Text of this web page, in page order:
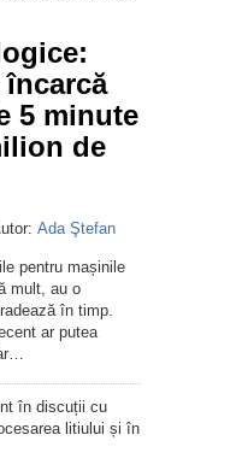
încarcă
5 minute
de
Ada Ştefan
pentru mașinile
mult, au o
în timp.
ar putea